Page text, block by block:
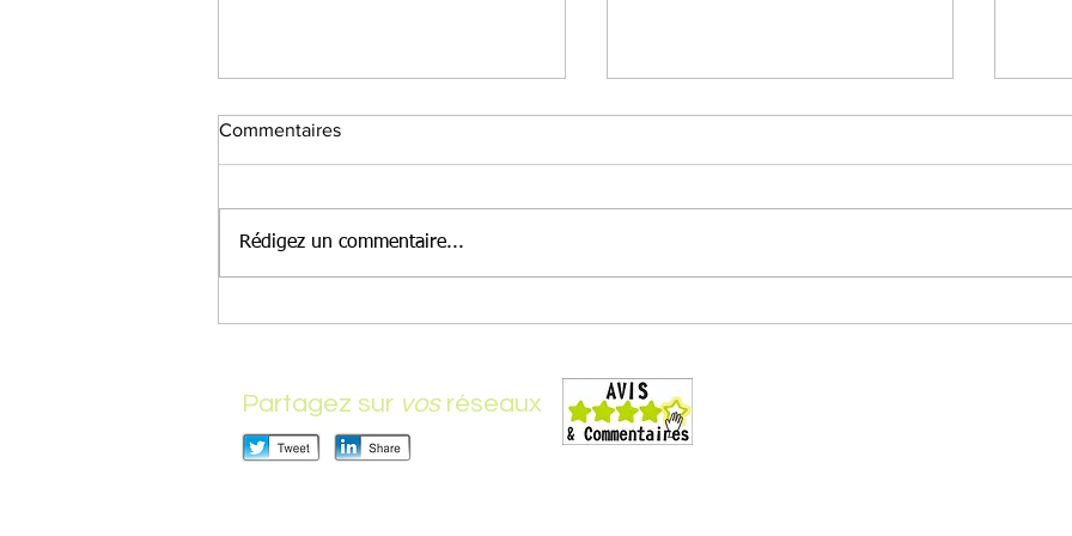
Commentaires
Rédigez un commentaire...
Partagez sur vos réseaux